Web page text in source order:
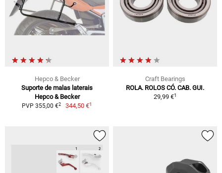
Hepco & Becker
Suporte de malas laterais
Hepco & Becker
PVP 355,00 €2 344,50 €1
Craft Bearings
ROLA. ROLOS CÓ. CAB. GUI.
29,99 €1